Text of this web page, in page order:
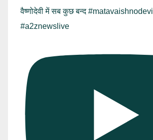
वैष्णोदेवी में सब कुछ बन्द #matavaishnodevi
#a2znewslive